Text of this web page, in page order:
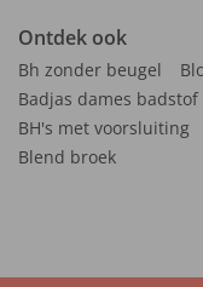
Ontdek ook
Bh zonder beugel
Badjas dames badstof
BH's met voorsluiting
Blend broek